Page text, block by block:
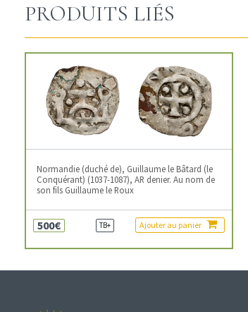
PRODUITS LIÉS
Normandie (duché de), Guillaume le Bâtard (le
Conquérant) (1037-1087), AR denier. Au nom de
son fils Guillaume le Roux
500€ TB+ Ajouter au panier